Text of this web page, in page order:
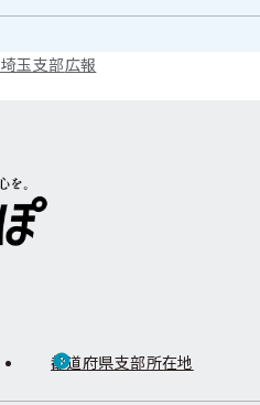
埼玉支部広報
都道府県支部所在地